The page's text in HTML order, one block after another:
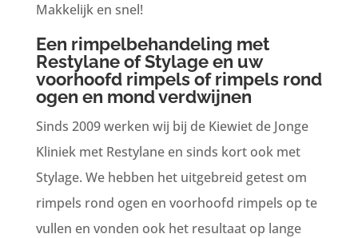
Makkelijk en snel!
Een rimpelbehandeling met
Restylane of Stylage en uw
voorhoofd rimpels of rimpels rond
ogen en mond verdwijnen
Sinds 2009 werken wij bij de Kiewiet de Jonge
Kliniek met Restylane en sinds kort ook met
Stylage. We hebben het uitgebreid getest om
rimpels rond ogen en voorhoofd rimpels op te
vullen en vonden ook het resultaat op lange